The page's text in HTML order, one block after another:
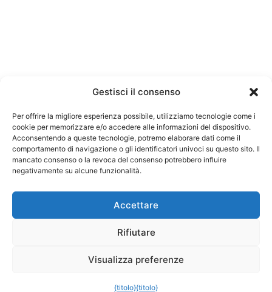
Gestisci il consenso
Per offrire la migliore esperienza possibile, utilizziamo tecnologie come i
cookie per memorizzare e/o accedere alle informazioni del dispositivo.
Acconsentendo a queste tecnologie, potremo elaborare dati come il
comportamento di navigazione o gli identificatori univoci su questo sito. Il
mancato consenso o la revoca del consenso potrebbero influire
negativamente su alcune funzionalità.
Accettare
Rifiutare
Visualizza preferenze
{titolo}{titolo}
I nostri giochi Note legali
politica sulla riservatezza